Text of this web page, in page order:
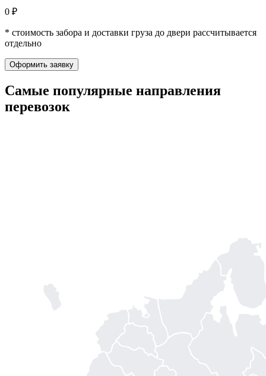
0 ₽
* стоимость забора и доставки груза до двери рассчитывается
отдельно
Оформить заявку
Самые популярные направления
перевозок